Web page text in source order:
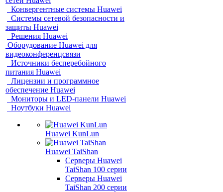
Конвергентные системы Huawei
Системы сетевой безопасности и
защиты Huawei
Решения Huawei
Оборудование Huawei для
видеоконференцсвязи
Источники бесперебойного
питания Huawei
Лицензии и программное
обеспечение Huawei
Мониторы и LED-панели Huawei
Ноутбуки Huawei
Huawei KunLun
Huawei TaiShan
Серверы Huawei
TaiShan 100 серии
Серверы Huawei
TaiShan 200 серии